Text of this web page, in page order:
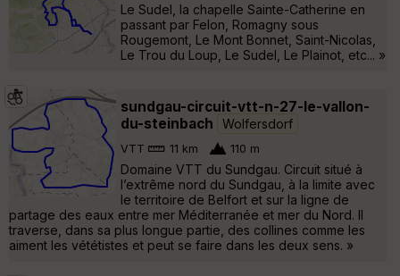
Le Sudel, la chapelle Sainte-Catherine en
passant par Felon, Romagny sous
Rougemont, Le Mont Bonnet, Saint-Nicolas,
Le Trou du Loup, Le Sudel, Le Plainot, etc... »
sundgau-circuit-vtt-n-27-le-vallon-
du-steinbach
Wolfersdorf
VTT 11 km 110 m
Domaine VTT du Sundgau. Circuit situé à
l’extrême nord du Sundgau, à la limite avec
le territoire de Belfort et sur la ligne de
partage des eaux entre mer Méditerranée et mer du Nord. Il
traverse, dans sa plus longue partie, des collines comme les
aiment les vététistes et peut se faire dans les deux sens. »